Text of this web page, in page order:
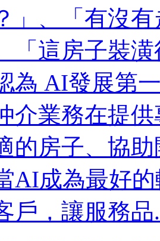
」、「有沒
「這房子裝
為 AI發展第
介業務在提
的房子、協
AI成為最好的
戶，讓服務品